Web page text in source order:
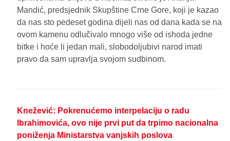
Mandić, predsjednik Skupštine Crne Gore, koji je kazao
da nas sto pedeset godina dijeli nas od dana kada se na
ovom kamenu odlučivalo mnogo više od ishoda jedne
bitke i hoće li jedan mali, slobodoljubivi narod imati
pravo da sam upravlja svojom sudbinom.
Knežević: Pokrenućemo interpelaciju o radu
Ibrahimovića, ovo nije prvi put da trpimo nacionalna
poniženja Ministarstva vanjskih poslova